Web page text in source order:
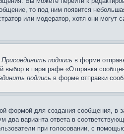
то под ним появится
или модератор, хотя они могут
Присоединить подпись в форме
в параграфе «Отправка
подпись в форме отправки
формой для создания сообщения, в
два варианта ответа в
при голосовании, с